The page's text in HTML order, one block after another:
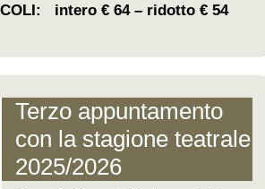
intero € 64 – ridotto € 54
Terzo appuntamento
con la stagione teatrale
2025/2026